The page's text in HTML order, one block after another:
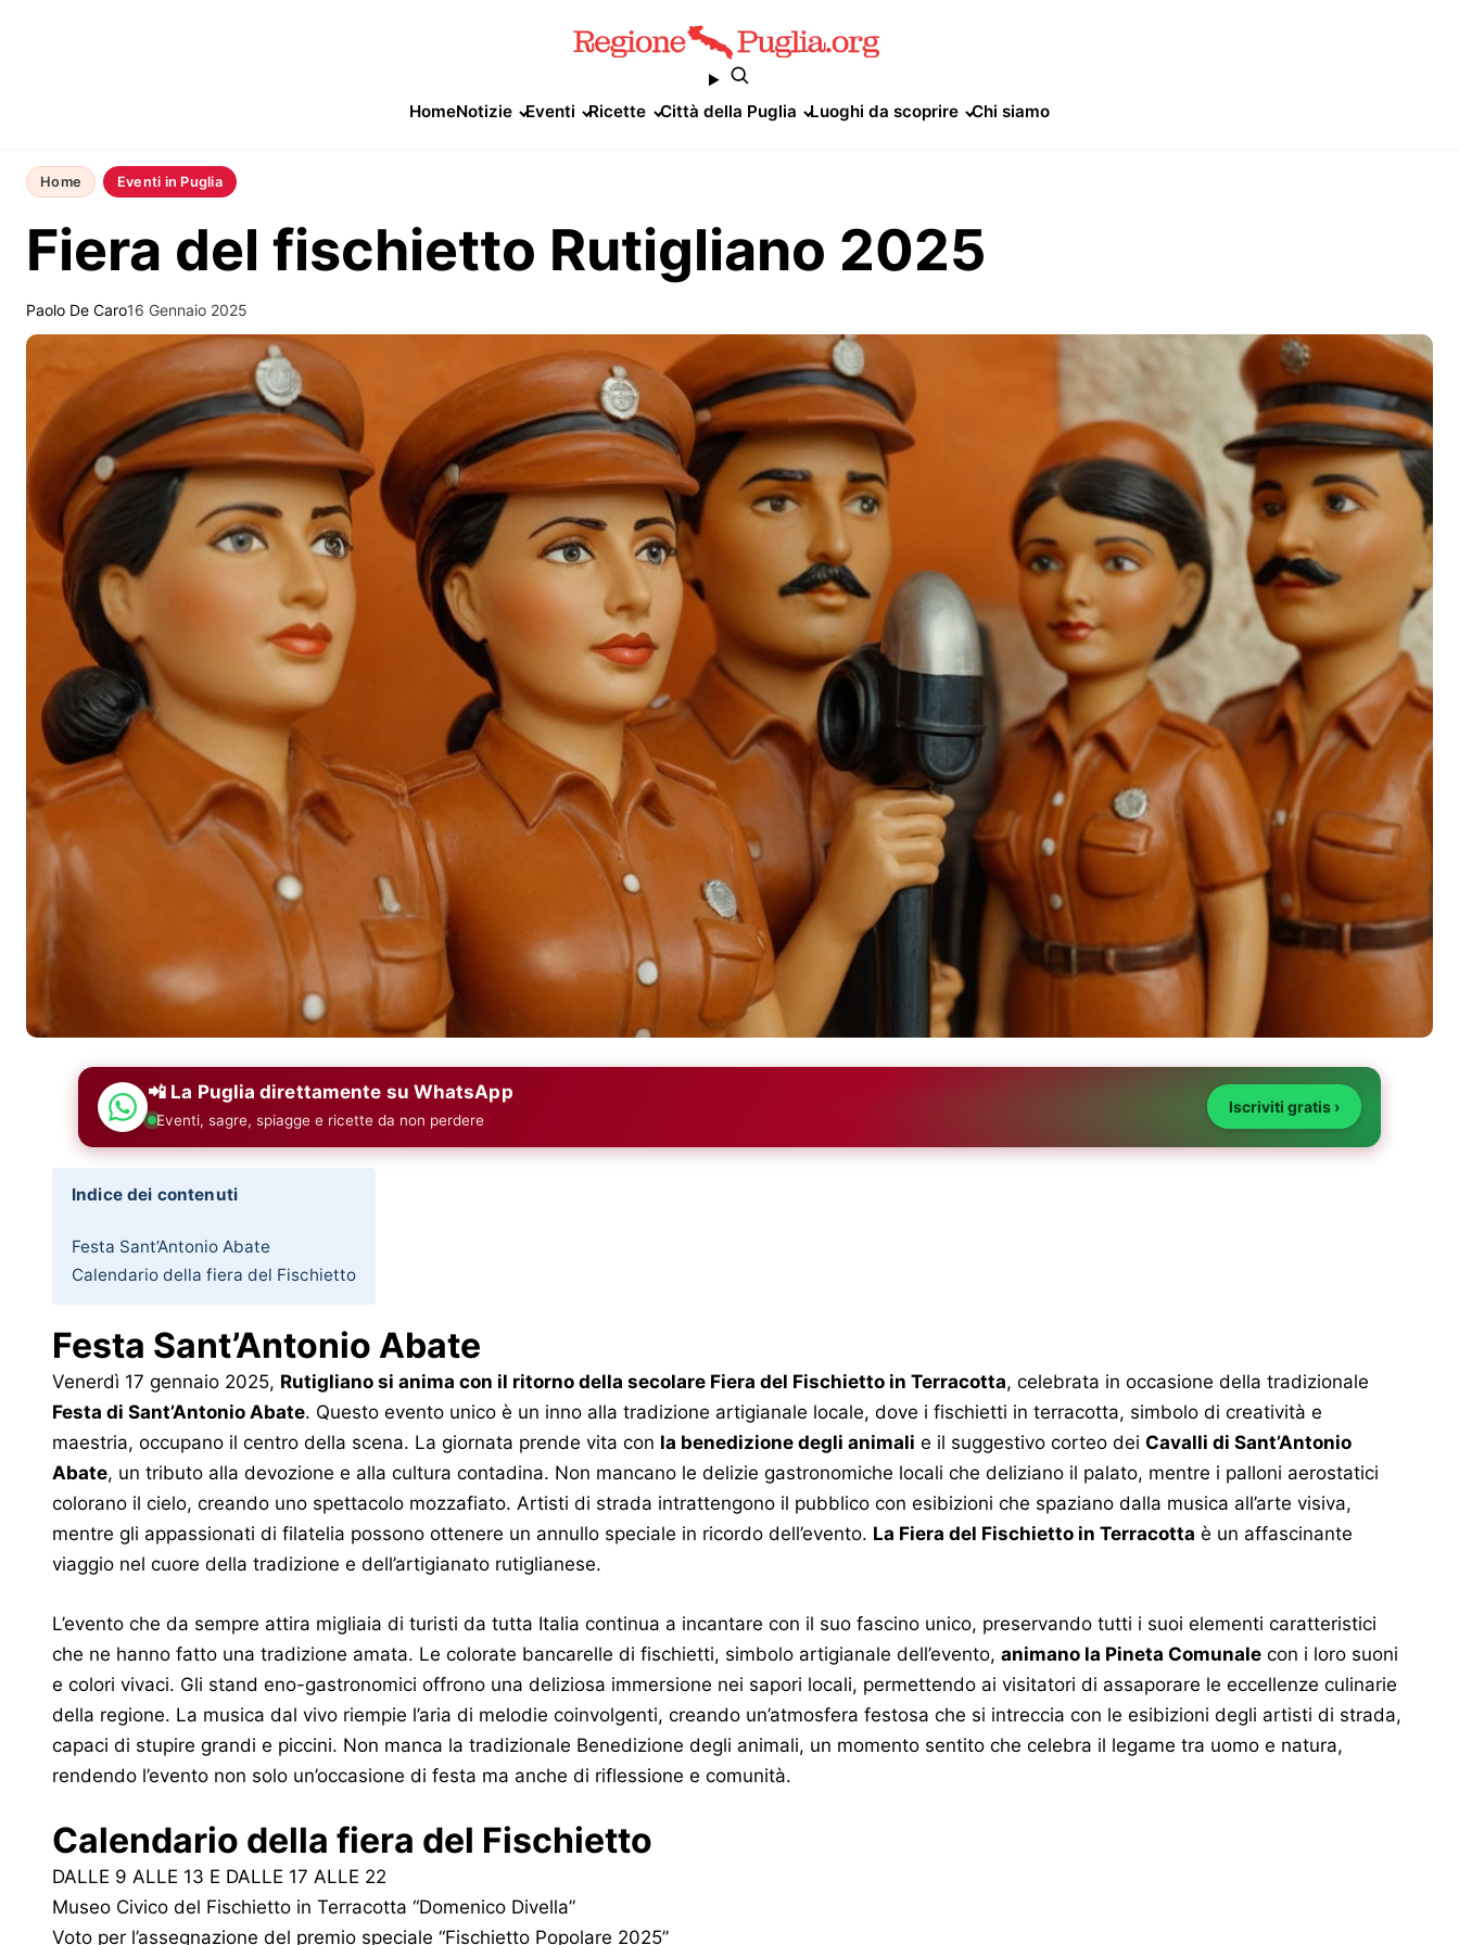
HomeNotizie Eventi Ricette Città della Puglia Luoghi da scoprire Chi siamo
Home Eventi in Puglia
Fiera del fischietto Rutigliano 2025
Paolo De Caro16 Gennaio 2025
📲 La Puglia direttamente su WhatsApp
Eventi, sagre, spiagge e ricette da non perdere
Iscriviti gratis ›
Indice dei contenuti
Festa Sant’Antonio Abate
Calendario della fiera del Fischietto
Festa Sant’Antonio Abate
Venerdì 17 gennaio 2025, Rutigliano si anima con il ritorno della secolare Fiera del Fischietto in Terracotta, celebrata in occasione della tradizionale
Festa di Sant’Antonio Abate. Questo evento unico è un inno alla tradizione artigianale locale, dove i fischietti in terracotta, simbolo di creatività e
maestria, occupano il centro della scena. La giornata prende vita con la benedizione degli animali e il suggestivo corteo dei Cavalli di Sant’Antonio
Abate, un tributo alla devozione e alla cultura contadina. Non mancano le delizie gastronomiche locali che deliziano il palato, mentre i palloni aerostatici
colorano il cielo, creando uno spettacolo mozzafiato. Artisti di strada intrattengono il pubblico con esibizioni che spaziano dalla musica all’arte visiva,
mentre gli appassionati di filatelia possono ottenere un annullo speciale in ricordo dell’evento. La Fiera del Fischietto in Terracotta è un affascinante
viaggio nel cuore della tradizione e dell’artigianato rutiglianese.
L’evento che da sempre attira migliaia di turisti da tutta Italia continua a incantare con il suo fascino unico, preservando tutti i suoi elementi caratteristici
che ne hanno fatto una tradizione amata. Le colorate bancarelle di fischietti, simbolo artigianale dell’evento, animano la Pineta Comunale con i loro suoni
e colori vivaci. Gli stand eno-gastronomici offrono una deliziosa immersione nei sapori locali, permettendo ai visitatori di assaporare le eccellenze culinarie
della regione. La musica dal vivo riempie l’aria di melodie coinvolgenti, creando un’atmosfera festosa che si intreccia con le esibizioni degli artisti di strada,
capaci di stupire grandi e piccini. Non manca la tradizionale Benedizione degli animali, un momento sentito che celebra il legame tra uomo e natura,
rendendo l’evento non solo un’occasione di festa ma anche di riflessione e comunità.
Calendario della fiera del Fischietto
DALLE 9 ALLE 13 E DALLE 17 ALLE 22
Museo Civico del Fischietto in Terracotta “Domenico Divella”
Voto per l’assegnazione del premio speciale “Fischietto Popolare 2025”